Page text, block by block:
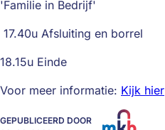
'Familie in Bedrijf'
17.40u Afsluiting en borrel
18.15u Einde
Voor meer informatie: Kijk hier
GEPUBLICEERD DOOR